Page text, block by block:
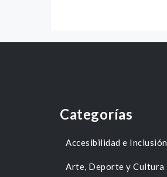
Categorías
Accesibilidad e Inclusión
Arte, Deporte y Cultura